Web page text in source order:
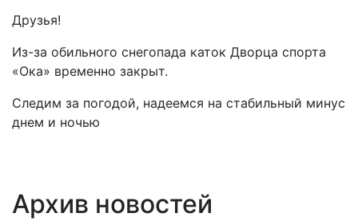
Друзья!
Из-за обильного снегопада каток Дворца спорта
«Ока» временно закрыт.
Следим за погодой, надеемся на стабильный минус
днем и ночью
Архив новостей